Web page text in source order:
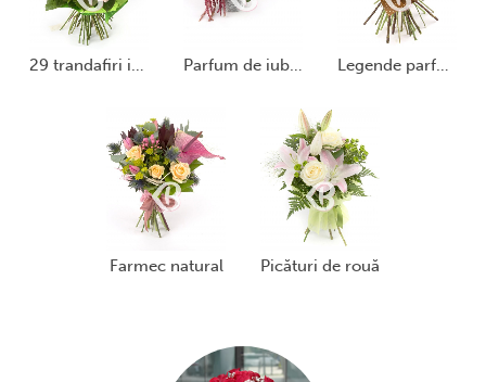
29 trandafiri ivoir parfum de iubire legende parfumate
farmec natural picături de rouă